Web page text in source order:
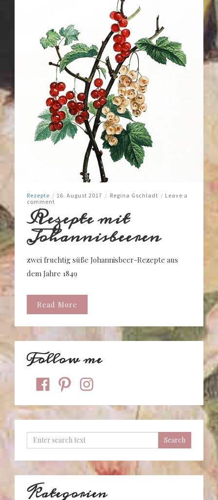
Rezepte / 16. August 2017 / Regina Gschladt / Leave a
comment
Rezepte mit
Johannisbeeren
zwei fruchtig süße Johannisbeer-Rezepte aus
dem Jahre 1849
Read More
Follow me
facebookpinterestinstagram
Kategorien